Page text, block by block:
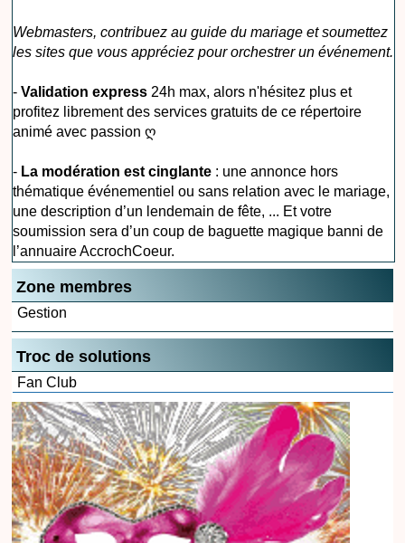
Webmasters, contribuez au guide du mariage et soumettez
les sites que vous appréciez pour orchestrer un événement.
-Validation express 24h max, alors n'hésitez plus et
profitez librement des services gratuits de ce répertoire
animé avec passion ღ
- La modération est cinglante : une annonce hors
thématique événementiel ou sans relation avec le mariage,
une description d’un lendemain de fête, ... Et votre
soumission sera d’un coup de baguette magique banni de
l’annuaire AccrochCoeur.
Zone membres
Gestion
Troc de solutions
Fan Club